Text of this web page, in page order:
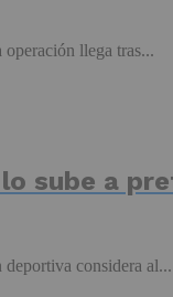
llega tras...
sube a
considera al...